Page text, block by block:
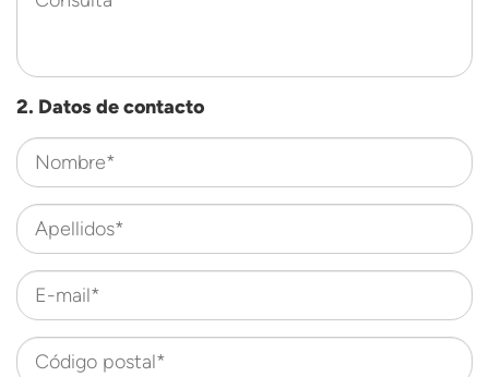
2. Datos de contacto
Nombre*
Apellidos*
E-mail*
Código postal*